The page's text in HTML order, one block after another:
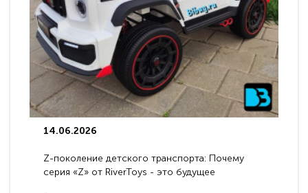
14.06.2026
Z-поколение детского транспорта: Почему
серия «Z» от RiverToys - это будущее